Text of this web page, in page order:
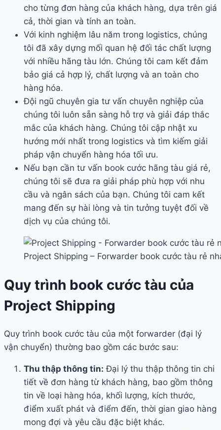
cho từng đơn hàng của khách hàng, dựa trên giá
cả, thời gian và tính an toàn.
Với kinh nghiệm lâu năm trong logistics, chúng
tôi đã xây dựng mối quan hệ đối tác chất lượng
với nhiều hãng tàu lớn. Chúng tôi cam kết đảm
bảo giá cả hợp lý, chất lượng và an toàn cho
hàng hóa.
Đội ngũ chuyên gia tư vấn chuyên nghiệp của
chúng tôi luôn sẵn sàng hỗ trợ và giải đáp thắc
mắc của khách hàng. Chúng tôi cập nhật xu
hướng mới nhất trong logistics và tìm kiếm giải
pháp vận chuyển hàng hóa tối ưu.
Nếu bạn cần tư vấn book cước hãng tàu giá rẻ,
chúng tôi sẽ đưa ra giải pháp phù hợp với nhu
cầu và ngân sách của bạn. Chúng tôi cam kết
mang đến sự hài lòng và tin tưởng tuyệt đối về
dịch vụ của chúng tôi.
Project Shipping – Forwarder book cước tàu rẻ
Quy trình book cước tàu của
Project Shipping
Quy trình book cước tàu của một forwarder (đại lý
vận chuyển) thường bao gồm các bước sau:
Thu thập thông tin: Đại lý thu thập thông tin chi
tiết về đơn hàng từ khách hàng, bao gồm thông
tin về loại hàng hóa, khối lượng, kích thước,
điểm xuất phát và điểm đến, thời gian giao hàng
mong đợi và yêu cầu đặc biệt khác.